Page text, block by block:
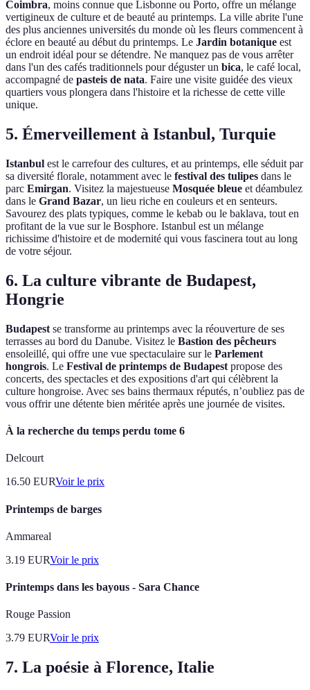
Coimbra, moins connue que Lisbonne ou Porto, offre un mélange
vertigineux de culture et de beauté au printemps. La ville abrite l'une
des plus anciennes universités du monde où les fleurs commencent à
éclore en beauté au début du printemps. Le Jardin botanique est
un endroit idéal pour se détendre. Ne manquez pas de vous arrêter
dans l'un des cafés traditionnels pour déguster un bica, le café local,
accompagné de pasteis de nata. Faire une visite guidée des vieux
quartiers vous plongera dans l'histoire et la richesse de cette ville
unique.
5. Émerveillement à Istanbul, Turquie
Istanbul est le carrefour des cultures, et au printemps, elle séduit par
sa diversité florale, notamment avec le festival des tulipes dans le
parc Emirgan. Visitez la majestueuse Mosquée bleue et déambulez
dans le Grand Bazar, un lieu riche en couleurs et en senteurs.
Savourez des plats typiques, comme le kebab ou le baklava, tout en
profitant de la vue sur le Bosphore. Istanbul est un mélange
richissime d'histoire et de modernité qui vous fascinera tout au long
de votre séjour.
6. La culture vibrante de Budapest,
Hongrie
Budapest se transforme au printemps avec la réouverture de ses
terrasses au bord du Danube. Visitez le Bastion des pêcheurs
ensoleillé, qui offre une vue spectaculaire sur le Parlement
hongrois. Le Festival de printemps de Budapest propose des
concerts, des spectacles et des expositions d'art qui célèbrent la
culture hongroise. Avec ses bains thermaux réputés, n’oubliez pas de
vous offrir une détente bien méritée après une journée de visites.
À la recherche du temps perdu tome 6
Delcourt
16.50 EURVoir le prix
Printemps de barges
Ammareal
3.19 EURVoir le prix
Printemps dans les bayous - Sara Chance
Rouge Passion
3.79 EURVoir le prix
7. La poésie à Florence, Italie